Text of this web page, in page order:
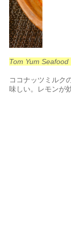
Tom Yum
ココナッツミルク
味しい。レモンが